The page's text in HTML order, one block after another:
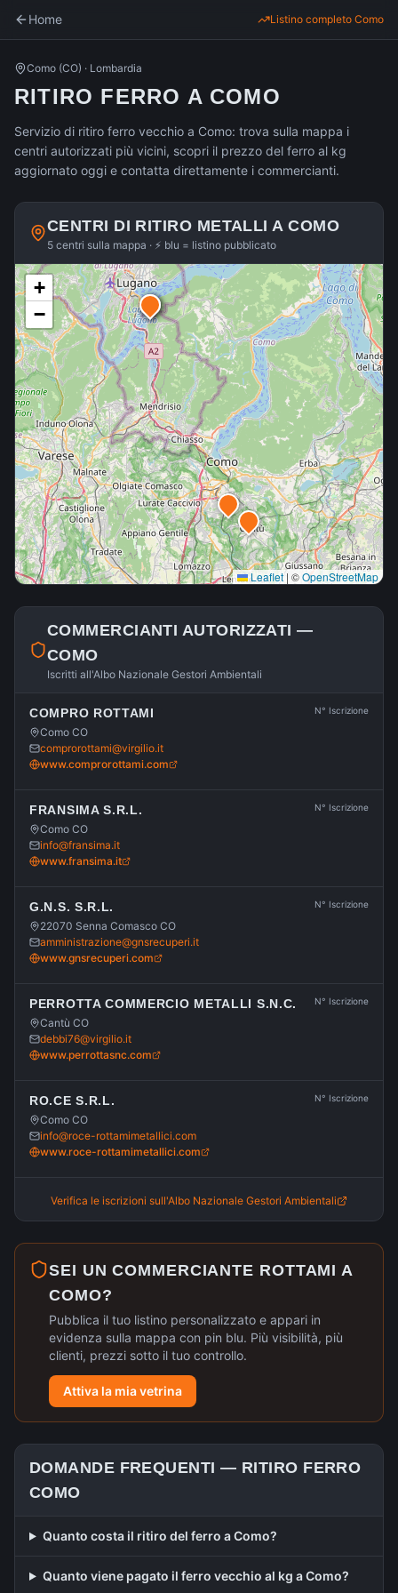
Home Listino completo Como
Como (CO) · Lombardia
RITIRO FERRO A COMO
Servizio di ritiro ferro vecchio a Como: trova sulla mappa i
centri autorizzati più vicini, scopri il prezzo del ferro al kg
aggiornato oggi e contatta direttamente i commercianti.
CENTRI DI RITIRO METALLI ACOMO
5 centri sulla mappa · ⚡ blu = listino pubblicato
+
−
Leaflet | ©OpenStreetMap
COMMERCIANTI AUTORIZZATI —
COMO
Iscritti all'Albo Nazionale Gestori Ambientali
COMPRO ROTTAMI
Como CO
comprorottami@virgilio.it
www.comprorottami.com
N° Iscrizione
FRANSIMA S.R.L.
Como CO
info@fransima.it
www.fransima.it
N° Iscrizione
G.N.S. S.R.L.
22070 Senna Comasco CO
amministrazione@gnsrecuperi.it
www.gnsrecuperi.com
N° Iscrizione
PERROTTA COMMERCIO METALLI S.N.C.
Cantù CO
debbi76@virgilio.it
www.perrottasnc.com
N° Iscrizione
RO.CE S.R.L.
Como CO
info@roce-rottamimetallici.com
www.roce-rottamimetallici.com
N° Iscrizione
Verifica le iscrizioni sull'Albo Nazionale Gestori Ambientali
SEI UN COMMERCIANTE ROTTAMI A
COMO?
Pubblica il tuo listino personalizzato e appari in
evidenza sulla mappa con pin blu. Più visibilità, più
clienti, prezzi sotto il tuo controllo.
Attiva la mia vetrina
DOMANDE FREQUENTI — RITIRO FERRO
COMO
Quanto costa il ritiro del ferro a Como?
Quanto viene pagato il ferro vecchio al kg a Como?